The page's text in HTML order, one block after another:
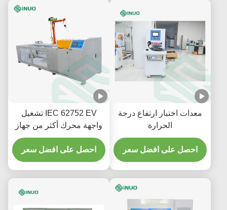
معدات اختبار ارتفاع درجة
الحرارة
احصل على افضل سعر
IEC 62752 EV تشغيل
واجهة محرك أكثر من جهاز
الاختبار لمكونات المركبة
احصل على افضل سعر